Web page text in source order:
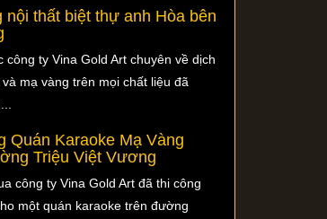
nội thất biệt thự anh Hòa bên
công ty Vina Gold Art chuyên về dịch
mạ vàng trên mọi chất liệu đã
Quán Karaoke Mạ Vàng
Triệu Việt Vương
công ty Vina Gold Art đã thi công
một quán karaoke trên đường